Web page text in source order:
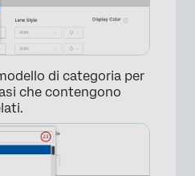
di categoria per
che contengono